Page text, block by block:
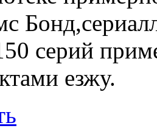
серий
езжу.